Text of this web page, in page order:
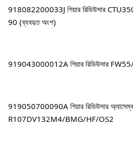
918082200033J গিয়ার রিডিউসার
90 (ব্যবহৃত অংশ)
919043000012A গিয়ার রিডিউসার
919050700090A গিয়ার রিডিউসার
R107DV132M4/BMG/HF/OS2